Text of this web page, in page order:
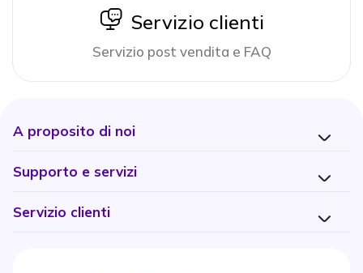
icon
Servizio clienti
Servizio post vendita e FAQ
A proposito di noi
Supporto e servizi
Servizio clienti